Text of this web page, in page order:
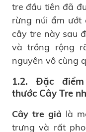
tre đầu tiên đã
rừng núi ẩm ướt
cây tre này sau
và trồng rộng
nguyên vô cùng
1.2. Đặc
thước Cây Tre
Cây tre giả là
trưng và rất